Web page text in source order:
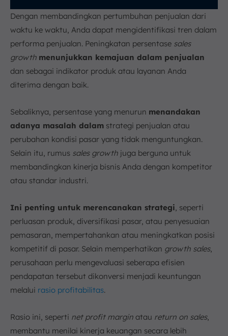
Dengan membandingkan pertumbuhan penjualan dari
waktu ke waktu, Anda dapat mengidentifikasi tren dalam
performa penjualan. Peningkatan persentase sales
growth menunjukkan kemajuan dalam penjualan
dan sebagai indikator produk atau layanan Anda
diterima dengan baik.
Sebaliknya, persentase yang menurun menandakan
adanya masalah dalam strategi penjualan atau
perubahan kondisi pasar yang tidak menguntungkan.
Selain itu, rumus sales growth juga berguna untuk
membandingkan kinerja bisnis Anda dengan kompetitor
atau standar industri.
Ini penting untuk merencanakan strategi , seperti
perluasan produk, diversifikasi pasar, atau penyesuaian
pemasaran, mempertahankan atau meningkatkan posisi
kompetitif di pasar. Selain memperhatikan growth sales,
perusahaan perlu mengevaluasi seberapa efisien
pendapatan tersebut dikonversi menjadi keuntungan
melalui rasio profitabilitas.
Rasio ini, seperti net profit margin atau return on sales,
membantu menilai kinerja keuangan secara lebih